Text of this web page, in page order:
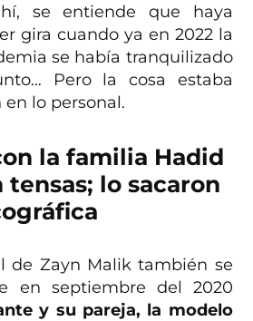
se entiende que haya
gira cuando ya en 2022 la
se había tranquilizado
Pero la cosa estaba
lo personal.
la familia Hadid
tensas; lo sacaron
de Zayn Malik también se
en septiembre del 2020
y su pareja, la modelo